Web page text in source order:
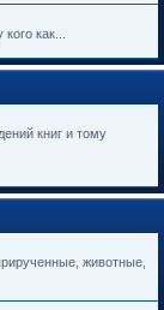
как...
книг и тому
животные,